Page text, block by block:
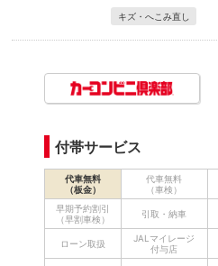
キズ・へこみ直し
付帯サービス
代車無料
（板金）
代車無料
（車検）
早期予約割引
（早割車検）
引取・納車
ローン取扱
JALマイレージ
付与店